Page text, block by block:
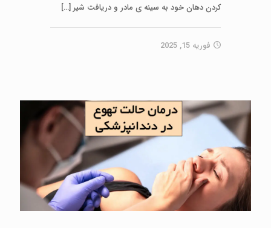
کردن دهان خود به سینه ی مادر و دریافت شیر […]
فوریه 15, 2025